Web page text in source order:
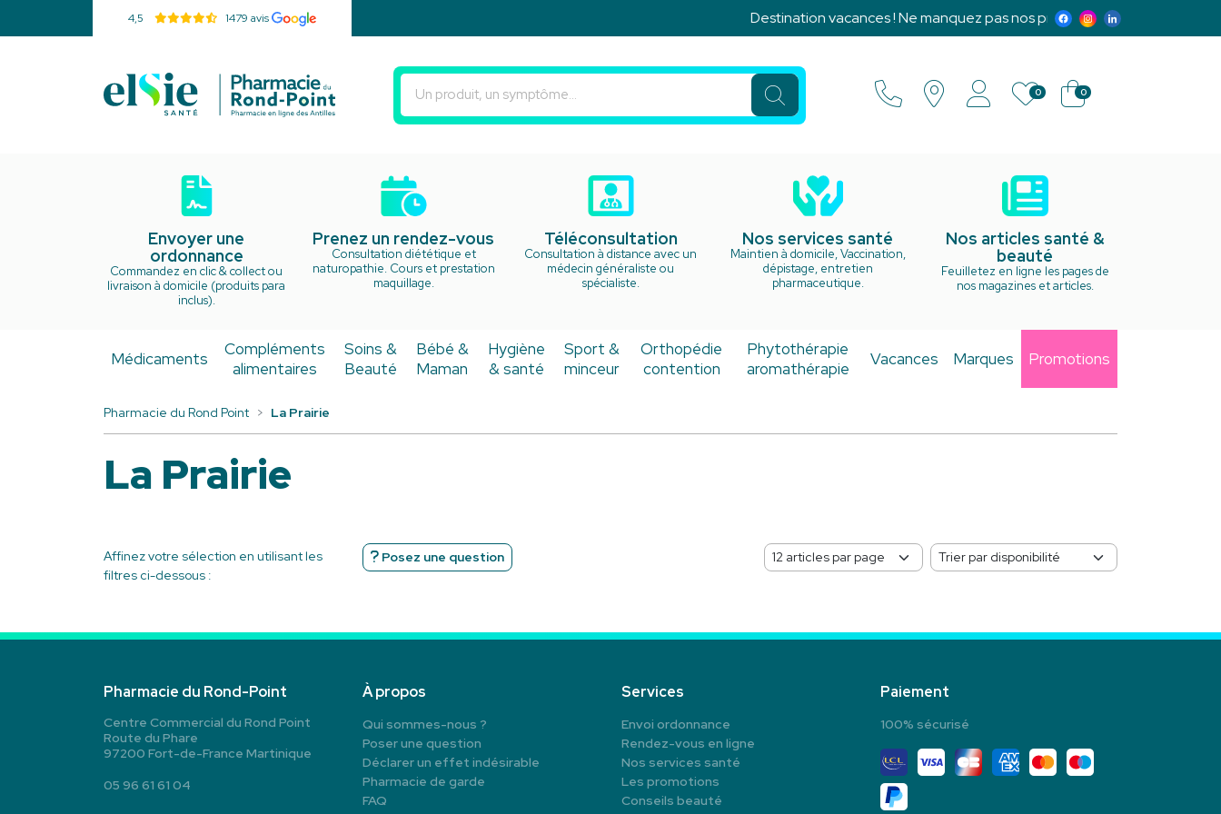
Destination vacances ! Ne manquez pas nos promotions exclusives et
4,5 1479 avis
Pharmacie du Rond Point Votre pharmacie en ligne à votre service
0 0
Envoyer une
ordonnance
Commandez en clic & collect ou
livraison à domicile (produits para
inclus).
Prenez un rendez-vous
Consultation diététique et
naturopathie. Cours et prestation
maquillage.
Téléconsultation
Consultation à distance avec un
médecin généraliste ou
spécialiste.
Nos services santé
Maintien à domicile, Vaccination,
dépistage, entretien
pharmaceutique.
Nos articles santé &
beauté
Feuilletez en ligne les pages de
nos magazines et articles.
Médicaments
Compléments
alimentaires
Soins &
Beauté
Bébé &
Maman
Hygiène
& santé
Sport &
minceur
Orthopédie
contention
Phytothérapie
aromathérapie
Vacances Marques Promotions
Pharmacie du Rond Point La Prairie
La Prairie
Posez une question
Affinez votre sélection en utilisant les
filtres ci-dessous :
Pharmacie du Rond-Point
Centre Commercial du Rond Point
Route du Phare
97200 Fort-de-France Martinique
05 96 61 61 04
À propos
Qui sommes-nous ?
Poser une question
Déclarer un effet indésirable
Pharmacie de garde
FAQ
Services
Envoi ordonnance
Rendez-vous en ligne
Nos services santé
Les promotions
Conseils beauté
Paiement
100% sécurisé